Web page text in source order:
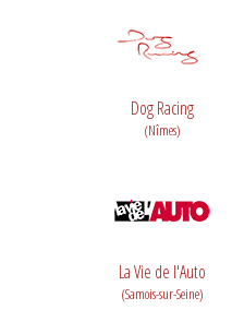
Dog Racing
(Nîmes)
La Vie de l'Auto
(Samois-sur-Seine)